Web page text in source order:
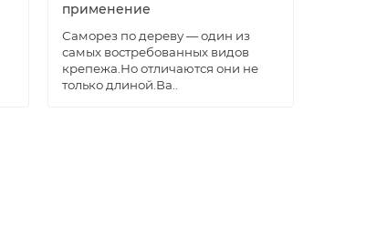
применение
Саморез по дереву — один из
самых востребованных видов
крепежа.Но отличаются они не
только длиной.Ва..